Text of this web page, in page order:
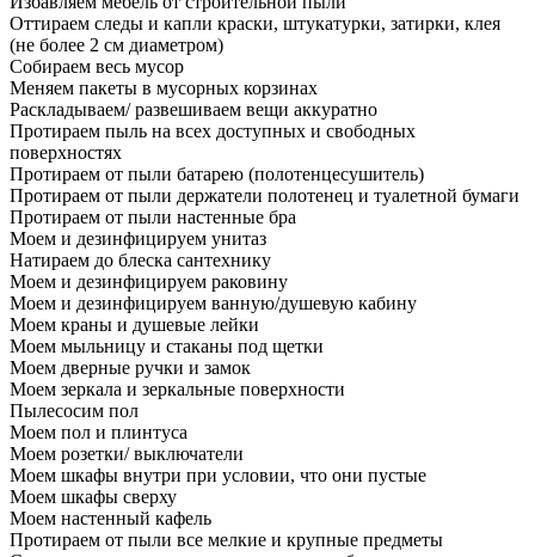
Оттираем следы и капли краски, штукатурки, затирки, клея
(не более 2 см диаметром)
Собираем весь мусор
Меняем пакеты в мусорных корзинах
Раскладываем/ развешиваем вещи аккуратно
Протираем пыль на всех доступных и свободных
поверхностях
Протираем от пыли батарею (полотенцесушитель)
Протираем от пыли держатели полотенец и туалетной бумаги
Протираем от пыли настенные бра
Моем и дезинфицируем унитаз
Натираем до блеска сантехнику
Моем и дезинфицируем раковину
Моем и дезинфицируем ванную/душевую кабину
Моем краны и душевые лейки
Моем мыльницу и стаканы под щетки
Моем дверные ручки и замок
Моем зеркала и зеркальные поверхности
Пылесосим пол
Моем пол и плинтуса
Моем розетки/ выключатели
Моем шкафы внутри при условии, что они пустые
Моем шкафы сверху
Моем настенный кафель
Протираем от пыли все мелкие и крупные предметы